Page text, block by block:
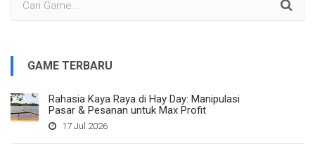
GAME TERBARU
Rahasia Kaya Raya di Hay Day: Manipulasi
Pasar & Pesanan untuk Max Profit
17 Jul 2026